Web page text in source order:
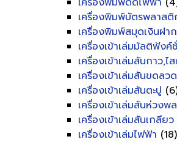
เครื่องพิมพ์บัตรพลาสติ
เครื่องพิมพ์สมุดเงินฝาก
เครื่องเข้าเล่มมัลติฟังค์
เครื่องเข้าเล่มสันกาว,ไ
เครื่องเข้าเล่มสันขดลวด
เครื่องเข้าเล่มสันตะปู
เครื่องเข้าเล่มสันห่วงพ
เครื่องเข้าเล่มสันเกลียว
เครื่องเข้าเล่มไฟฟ้า (18)